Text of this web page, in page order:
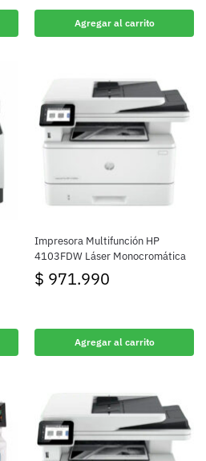
Agregar al carrito
Impresora Multifunción HP
4103FDW Láser Monocromática
$ 971.990
Agregar al carrito